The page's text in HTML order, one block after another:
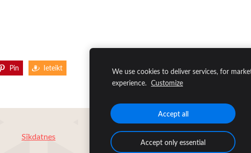
Pin Ieteikt
Sīkdatnes
We use cookies to deliver services, for
experience. Customize
Accept all
Accept only essential